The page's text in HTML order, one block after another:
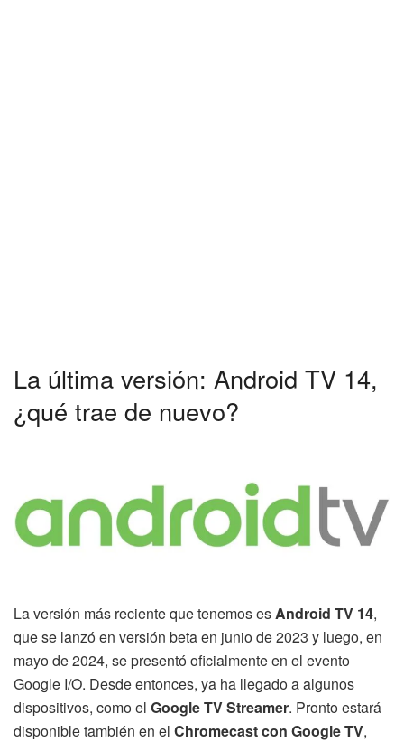
La última versión: Android TV 14,
¿qué trae de nuevo?
La versión más reciente que tenemos esAndroid TV 14,
que se lanzó en versión beta en junio de 2023 y luego, en
mayo de 2024, se presentó oficialmente en el evento
Google I/O. Desde entonces, ya ha llegado a algunos
dispositivos, como el Google TV Streamer. Pronto estará
disponible también en el Chromecast con Google TV,